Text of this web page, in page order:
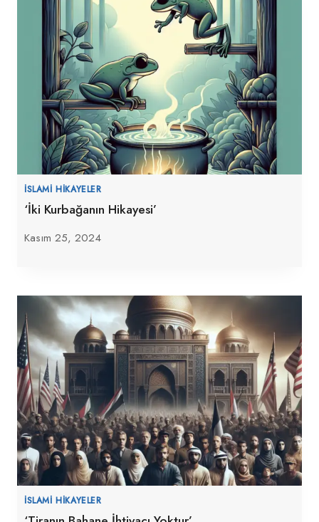
İSLAMI HIKAYELER
‘İki Kurbağanın Hikayesi’
Kasım 25, 2024
İSLAMI HIKAYELER